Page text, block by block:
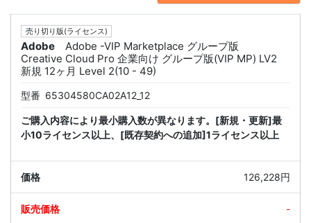
売り切り版(ライセンス)
Adobe
Adobe -VIP Marketplace グループ版
Creative Cloud Pro 企業向け グループ版(VIP MP) LV2
新規 12ヶ月 Level 2(10 - 49)
型番 65304580CA02A12_12
ご購入内容により最小購入数が異なります。[新規・更新]最
小10ライセンス以上、[既存契約への追加]1ライセンス以上
126,228円
-